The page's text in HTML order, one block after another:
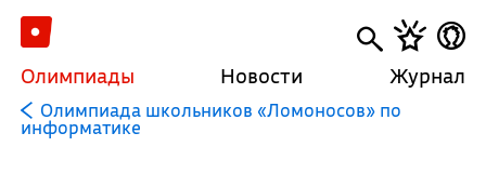
Олимпиады Новости Журнал
Олимпиада школьников «Ломоносов» по
информатике